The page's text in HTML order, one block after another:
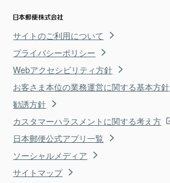
サイトのご利用について
プライバシーポリシー
Webアクセシビリティ方針
お客さま本位の業務運営に関する基本方針
勧誘方針
カスタマーハラスメントに関する考え方
日本郵便公式アプリ一覧
ソーシャルメディア
サイトマップ